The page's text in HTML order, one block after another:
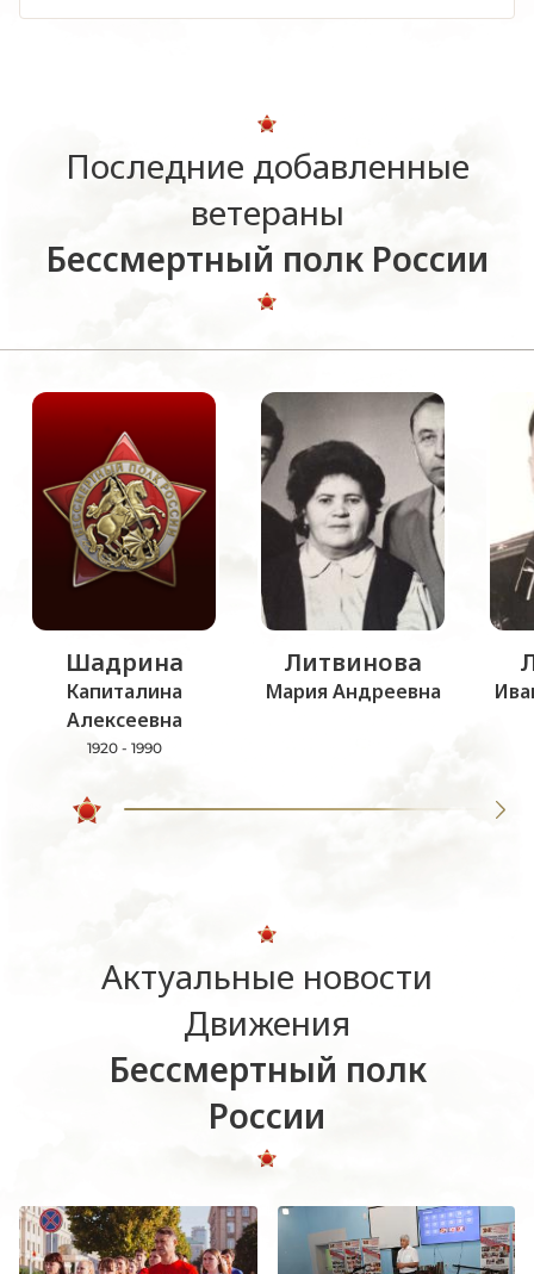
Последние добавленные
ветераны
Бессмертный полк России
Шадрина
Капиталина
Алексеевна
1920 - 1990
Литвинова
Мария Андреевна
Актуальные новости
Движения
Бессмертный полк
России